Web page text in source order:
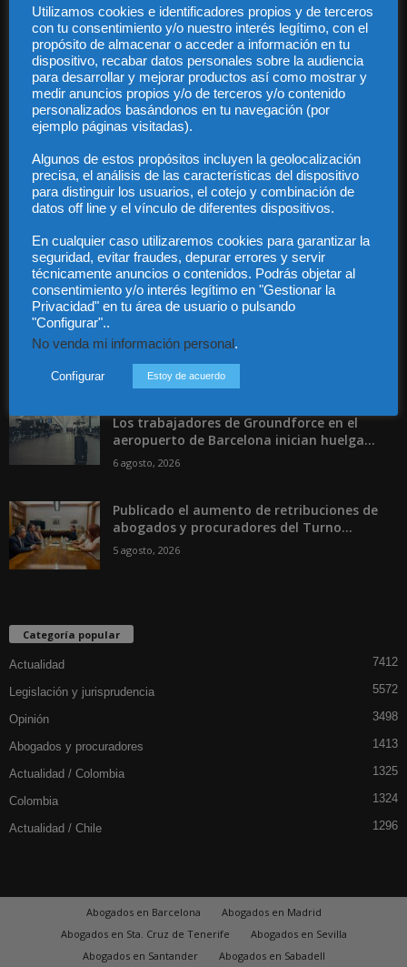
Audiencia y Publicidad
Quiénes somos
Legal
Privacidad
Contacto
Guía Colaboradores
Contáctanos: info@diariojuridico.com
Incluso más noticias
responsabilidades penales por una
prevención deficiente...
6 agosto, 2026
Los trabajadores de Groundforce en el
aeropuerto de Barcelona inician huelga...
6 agosto, 2026
Publicado el aumento de retribuciones de
abogados y procuradores del Turno...
5 agosto, 2026
Categoría popular
Actualidad 7412
Legislación y jurisprudencia 5572
Opinión 3498
Abogados y procuradores 1413
Actualidad / Colombia 1325
Colombia 1324
Actualidad / Chile 1296
Abogados en Barcelona
Abogados en Madrid
Abogados en Sta. Cruz de Tenerife
Abogados en Sevilla
Abogados en Santander
Abogados en Sabadell
Utilizamos cookies e identificadores propios y de terceros
con tu consentimiento y/o nuestro interés legítimo, con el
propósito de almacenar o acceder a información en tu
dispositivo, recabar datos personales sobre la audiencia
para desarrollar y mejorar productos así como mostrar y
medir anuncios propios y/o de terceros y/o contenido
personalizados basándonos en tu navegación (por
ejemplo páginas visitadas).
Algunos de estos propósitos incluyen la geolocalización
precisa, el análisis de las características del dispositivo
para distinguir los usuarios, el cotejo y combinación de
datos off line y el vínculo de diferentes dispositivos.
En cualquier caso utilizaremos cookies para garantizar la
seguridad, evitar fraudes, depurar errores y servir
técnicamente anuncios o contenidos. Podrás objetar al
consentimiento y/o interés legítimo en "Gestionar la
Privacidad" en tu área de usuario o pulsando
"Configurar"..
No venda mi información personal.
Configurar Estoy de acuerdo